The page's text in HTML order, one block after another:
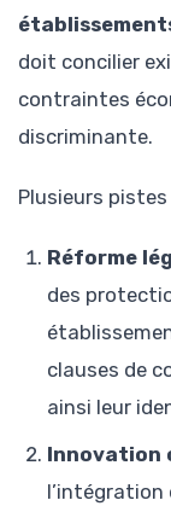
doit concilier
contraintes
discriminante.
Plusieurs
Réforme
des
clauses de
ainsi leur
Innovation